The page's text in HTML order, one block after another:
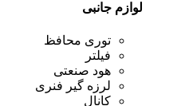
لوازم جانبی
توری محافظ
فیلتر
هود صنعتی
لرزه گیر فنری
کانال